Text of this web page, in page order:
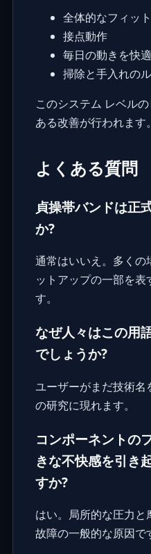
全体的なフィッ
接点動作
毎日の動きを快
掃除と手入れの
このシステム レベル
ある改善が行われます。
よくある質問
貞操帯バンドは正
か?
通常はいいえ。多くの
ットアップの一部を
す。
なぜ人々はこの用
でしょうか?
ユーザーがまだ技術
の研究に現れます。
コンポーネントの
きな不快感を引き
すか?
はい。局所的な圧力
故障の一般的な原因で